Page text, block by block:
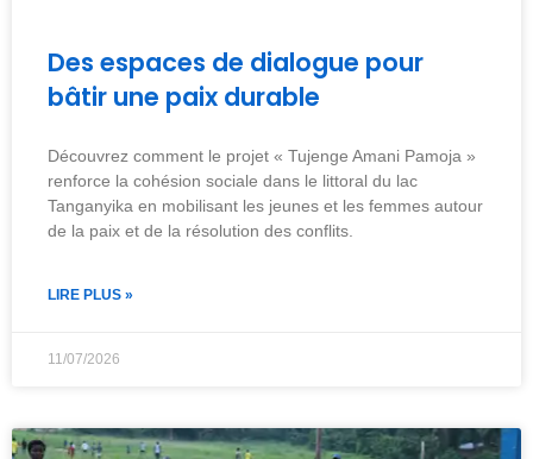
Des espaces de dialogue pour
bâtir une paix durable
Découvrez comment le projet « Tujenge Amani Pamoja »
renforce la cohésion sociale dans le littoral du lac
Tanganyika en mobilisant les jeunes et les femmes autour
de la paix et de la résolution des conflits.
LIRE PLUS »
11/07/2026